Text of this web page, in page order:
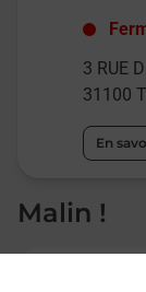
3 RUE
31100
En
Malin !